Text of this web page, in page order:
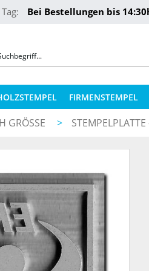
Bei Bestellungen bis
FIRMENSTEMPEL
PRÄGEZANGEN
REINER NUMEROTEURE
TEXTILSTEMPEL
QR-CODE STEMPEL
COLOP
ERSATZKISSEN
GRÖSSE >